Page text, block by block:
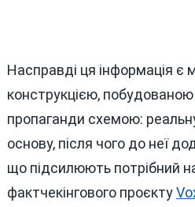
Насправді ця інформація є
конструкцією,
пропаганди схемою:
основу, після чого до неї
що підсилюють потрібний
фактчекінгового проєкту